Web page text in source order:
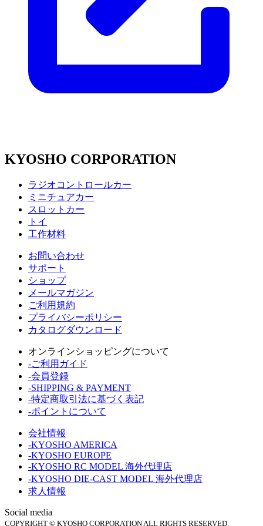
KYOSHO CORPORATION
ラジオコントロールカー
ミニチュアカー
スロットカー
トイ
工作材料
お問い合わせ
サポート
ショップ
メールマガジン
ご利用規約
プライバシーポリシー
カタログダウンロード
オンラインショッピングについて
-ご利用ガイド
-会員登録
-SHIPPING & PAYMENT
-特定商取引法に基づく表記
-ポイントについて
会社情報
-KYOSHO AMERICA
-KYOSHO EUROPE
-KYOSHO RC MODEL 海外代理店
-KYOSHO DIE-CAST MODEL 海外代理店
求人情報
Social media
COPYRIGHT © KYOSHO CORPORATION ALL RIGHTS RESERVED.